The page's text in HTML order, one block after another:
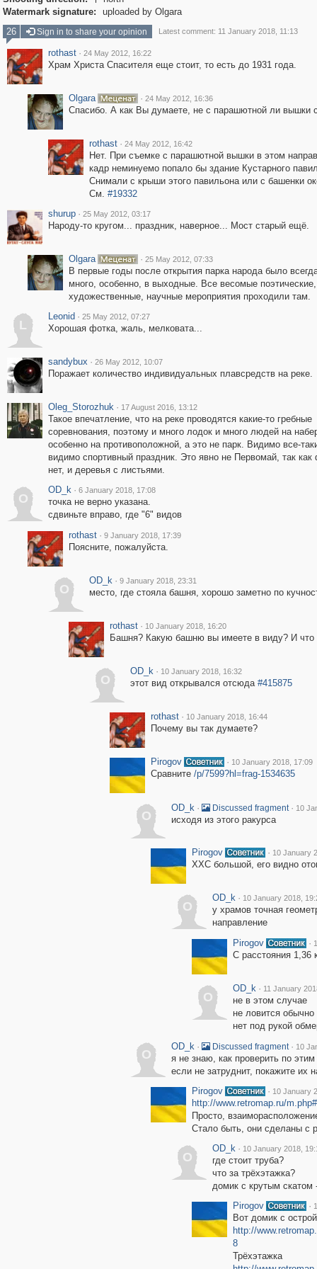
Watermark signature:
uploaded by Olgara
26
Sign in to share your opinion Latest comment: 11 January 2018, 11:13
rothast · 24 May 2012, 16:22
Храм Христа Спасителя еще стоит, то есть до 1931 года.
Olgara · 24 May 2012, 16:36
Спасибо. А как Вы думаете, не с парашютной ли вышки
rothast · 24 May 2012, 16:42
Нет. При съемке с парашютной вышки в этом
кадр неминуемо попало бы здание Кустарного
Снимали с крыши этого павильона или с башенки
См. #19332
shurup · 25 May 2012, 03:17
Народу-то кругом... праздник, наверное... Мост старый ещё.
Olgara · 25 May 2012, 07:33
В первые годы после открытия парка народа было
много, особенно, в выходные. Все весомые поэтические,
художественные, научные мероприятия проходили там.
L
Leonid · 25 May 2012, 07:27
Хорошая фотка, жаль, мелковата...
sandybux · 26 May 2012, 10:07
Поражает количество индивидуальных плавсредств на реке.
Oleg_Storozhuk · 17 August 2016, 13:12
Такое впечатление, что на реке проводятся какие-то гребные
соревнования, поэтому и много лодок и много людей на
особенно на противоположной, а это не парк. Видимо все-
видимо спортивный праздник. Это явно не Первомай, так как
нет, и деревья с листьями.
O
OD_k · 6 January 2018, 17:08
точка не верно указана.
сдвиньте вправо, где "6" видов
rothast · 9 January 2018, 17:39
Поясните, пожалуйста.
O
OD_k · 9 January 2018, 23:31
место, где стояла башня, хорошо заметно по
rothast · 10 January 2018, 16:20
Башня? Какую башню вы имеете в виду? И что
O
OD_k · 10 January 2018, 16:32
этот вид открывался отсюда #415875
rothast · 10 January 2018, 16:44
Почему вы так думаете?
Pirogov · 10 January 2018, 17:09
Сравните /p/7599?hl=frag-1534635
O
OD_k · Discussed fragment · 10
исходя из этого ракурса
Pirogov · 10 January
ХХС большой, его видно
O
OD_k · 10 January 2018,
у храмов точная
направление
Pirogov
·
С расстояния 1,36
O
OD_k · 11 January
не в этом случае
не ловится
нет под рукой
O
OD_k · Discussed fragment · 10
я не знаю, как проверить по
если не затруднит, покажите их
Pirogov
· 10 January
http://www.retromap.ru/
Просто,
Стало быть, они сделаны с
O
OD_k · 10 January 2018,
где стоит труба?
что за трёхэтажка?
домик с крутым скатом
Pirogov
·
Вот домик с
http://
8
Трёхэтажка